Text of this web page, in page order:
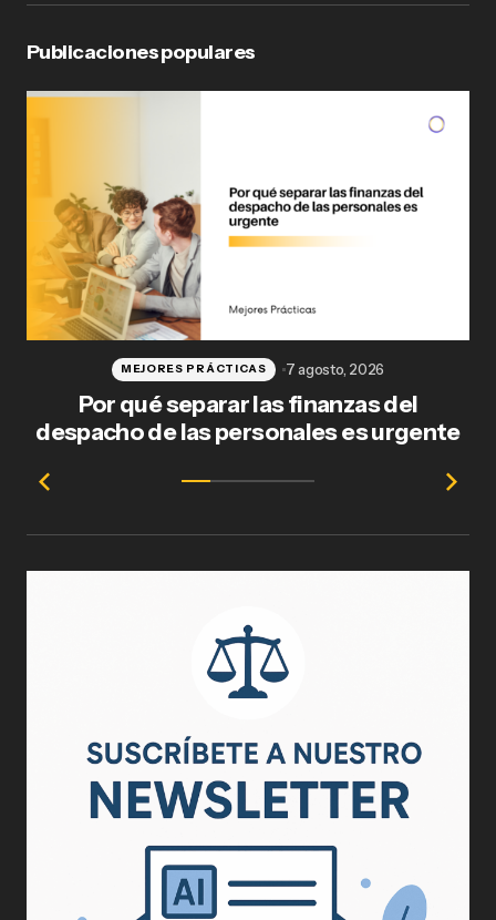
Publicaciones populares
Por qué separar las finanzas del
despacho de las personales es urgente
MEJORES PRÁCTICAS 7 agosto, 2026